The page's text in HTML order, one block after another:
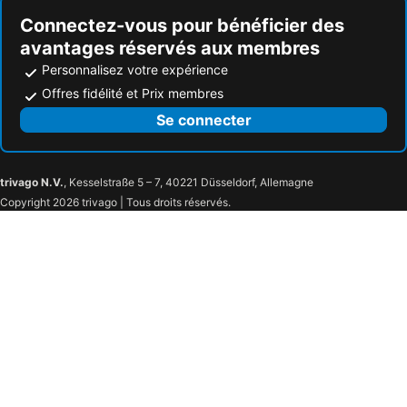
Connectez-vous pour bénéficier des
avantages réservés aux membres
Personnalisez votre expérience
Offres fidélité et Prix membres
Se connecter
trivago N.V., Kesselstraße 5 – 7, 40221 Düsseldorf, Allemagne
Copyright 2026 trivago | Tous droits réservés.